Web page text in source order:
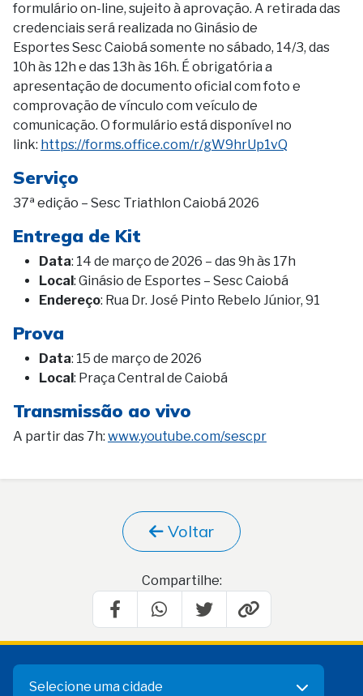
formulário on-line, sujeito à aprovação. A retirada das
credenciais será realizada no Ginásio de
Esportes Sesc Caiobá somente no sábado, 14/3, das
10h às 12h e das 13h às 16h. É obrigatória a
apresentação de documento oficial com foto e
comprovação de vínculo com veículo de
comunicação. O formulário está disponível no
link: https://forms.office.com/r/gW9hrUp1vQ
Serviço
37ª edição – Sesc Triathlon Caiobá 2026
Entrega de Kit
Data: 14 de março de 2026 – das 9h às 17h
Local : Ginásio de Esportes – Sesc Caiobá
Endereço: Rua Dr. José Pinto Rebelo Júnior, 91
Prova
Data: 15 de março de 2026
Local : Praça Central de Caiobá
Transmissão ao vivo
A partir das 7h: www.youtube.com/sescpr
Voltar
Compartilhe:
Selecione uma cidade